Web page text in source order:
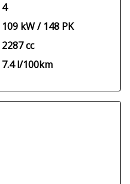
4
109 kW / 148 PK
2287 cc
7.4 l/100km